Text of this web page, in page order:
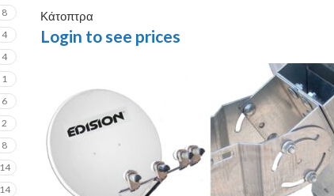
8
4
4
1
6
2
8
14
14
Κάτοπτρα
Login to see prices